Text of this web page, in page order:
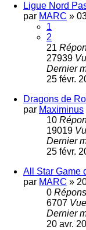
Ligue Nord
par MARC »
1
2
21
27939
Dernier
25 févr.
Dragons de
par Maximinus
10
19019
Dernier
25 févr.
All Star Game
par MARC »
0
6707
Dernier
20 avr.